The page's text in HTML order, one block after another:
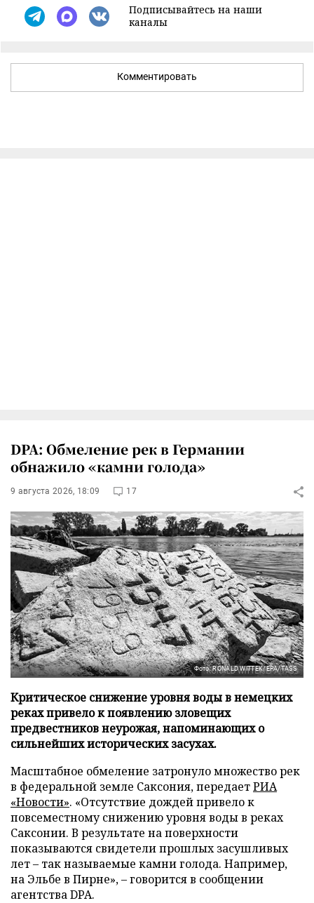
Подписывайтесь на наши
каналы
Комментировать
DPA: Обмеление рек в Германии
обнажило «камни голода»
9 августа 2026, 18:09 17
Фото: RONALD WITTEK/EPA/TASS
Критическое снижение уровня воды в немецких
реках привело к появлению зловещих
предвестников неурожая, напоминающих о
сильнейших исторических засухах.
Масштабное обмеление затронуло множество рек
в федеральной земле Саксония, передаетРИА
«Новости». «Отсутствие дождей привело к
повсеместному снижению уровня воды в реках
Саксонии. В результате на поверхности
показываются свидетели прошлых засушливых
лет – так называемые камни голода. Например,
на Эльбе в Пирне», – говорится в сообщении
агентства DPA.